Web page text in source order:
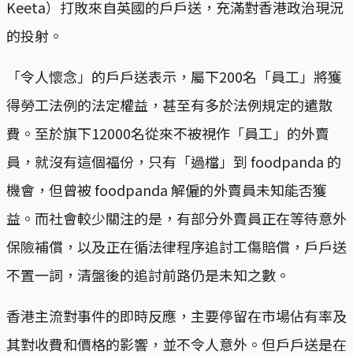
Keeta）打敗來自英國的戶戶送，充滿對香港政治現況
的投射。
「令人懷念」的戶戶送表示，屬下200名「員工」將獲
得勞工法例的法定權益，甚至有多於法例規定的遣散
費。至於旗下12000名從來不被視作「員工」的外賣
員，就沒有這個福份，只有「過檔」到 foodpanda 的
機會，但曾被 foodpanda 解僱的外賣員未知能否獲
益。而社會較少關注的是，有部分外賣員正在等待意外
保險補償，以及正在循法律程序追討工傷賠償，戶戶送
不置一詞，清盤後的追討前路仍是未知之數。
香港主流對事件的即時反應，主要停留在市場佔有率及
其對收費和價格的影響，並不令人意外。但戶戶送是在